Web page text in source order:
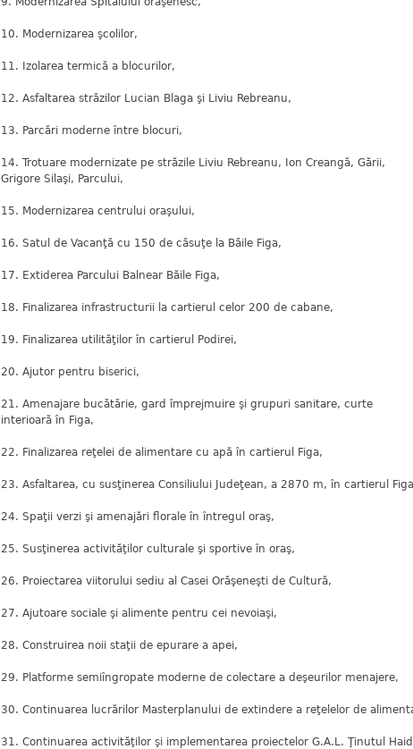
10. Modernizarea şcolilor,
11. Izolarea termică a blocurilor,
12. Asfaltarea străzilor Lucian Blaga şi Liviu Rebreanu,
13. Parcări moderne între blocuri,
14. Trotuare modernizate pe străzile Liviu Rebreanu, Ion Creangă, Gării,
Grigore Silaşi, Parcului,
15. Modernizarea centrului oraşului,
16. Satul de Vacanţă cu 150 de căsuţe la Băile Figa,
17. Extiderea Parcului Balnear Băile Figa,
18. Finalizarea infrastructurii la cartierul celor 200 de cabane,
19. Finalizarea utilităţilor în cartierul Podirei,
20. Ajutor pentru biserici,
21. Amenajare bucătărie, gard împrejmuire şi grupuri sanitare, curte
interioară în Figa,
22. Finalizarea reţelei de alimentare cu apă în cartierul Figa,
23. Asfaltarea, cu susţinerea Consiliului Judeţean, a 2870 m, în cartierul
24. Spaţii verzi şi amenajări florale în întregul oraş,
25. Susţinerea activităţilor culturale şi sportive în oraş,
26. Proiectarea viitorului sediu al Casei Orăşeneşti de Cultură,
27. Ajutoare sociale şi alimente pentru cei nevoiaşi,
28. Construirea noii staţii de epurare a apei,
29. Platforme semiîngropate moderne de colectare a deşeurilor menajere,
30. Continuarea lucrărilor Masterplanului de extindere a reţelelor de
31. Continuarea activităţilor şi implementarea proiectelor G.A.L. Ţinutul